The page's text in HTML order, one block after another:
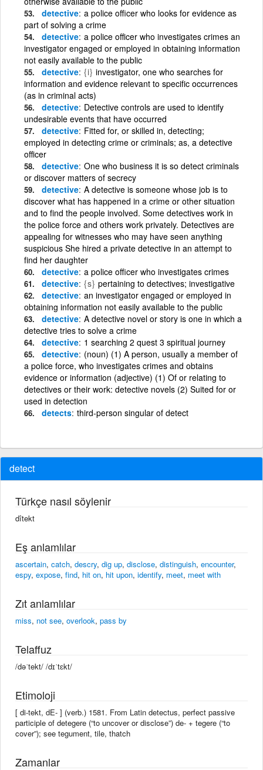
detective a police officer who looks for evidence as
part of solving a crime
detective a police officer who investigates crimes an
investigator engaged or employed in obtaining information
not easily available to the public
detective {i} investigator, one who searches for
information and evidence relevant to specific occurrences
(as in criminal acts)
detective Detective controls are used to identify
undesirable events that have occurred
detective Fitted for, or skilled in, detecting;
employed in detecting crime or criminals; as, a detective
officer
detective One who business it is so detect criminals
or discover matters of secrecy
detective A detective is someone whose job is to
discover what has happened in a crime or other situation
and to find the people involved. Some detectives work in
the police force and others work privately. Detectives are
appealing for witnesses who may have seen anything
suspicious She hired a private detective in an attempt to
find her daughter
detective a police officer who investigates crimes
detective {s} pertaining to detectives; investigative
detective an investigator engaged or employed in
obtaining information not easily available to the public
detective A detective novel or story is one in which a
detective tries to solve a crime
detective 1 searching 2 quest 3 spiritual journey
detective (noun) (1) A person, usually a member of
a police force, who investigates crimes and obtains
evidence or information (adjective) (1) Of or relating to
detectives or their work: detective novels (2) Suited for or
used in detection
detects third-person singular of detect
detect
Türkçe nasıl söylenir
dîtekt
Eş anlamlılar
ascertain, catch, descry, dig up, disclose, distinguish, encounter,
espy, expose, find, hit on, hit upon, identify, meet, meet with
Zıt anlamlılar
miss, not see, overlook, pass by
Telaffuz
/dəˈtekt/ /dɪˈtɛkt/
Etimoloji
[ di-tekt, dE- ] (verb.) 1581. From Latin detectus, perfect passive
participle of detegere (“to uncover or disclose”) de- + tegere (“to
cover”); see tegument, tile, thatch
Zamanlar